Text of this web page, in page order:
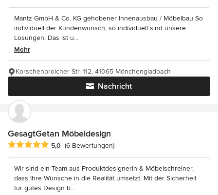
Mantz GmbH & Co. KG gehobener Innenausbau / Möbelbau So
individuell der Kundenwunsch, so individuell sind unsere
Lösungen. Das ist u...
Mehr
Nachricht
Korschenbroicher Str. 112, 41065 Mönchengladbach
GesagtGetan Möbeldesign
Durchschnittliche Bewertung: 5 von 5 Sternen
5,0 (6 Bewertungen)
Wir sind ein Team aus Produktdesignerin & Möbelschreiner,
dass Ihre Wünsche in die Realität umsetzt. Mit der Sicherheit
für gutes Design b...